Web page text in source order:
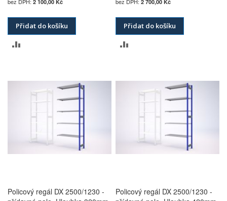
2 100,00 Kč
Přidat do košíku
POROVNÁNÍ
2 700,00 Kč
Přidat do košíku
POROVNÁNÍ
Policový regál DX 2500/1230 -
Policový regál DX 2500/1230 -